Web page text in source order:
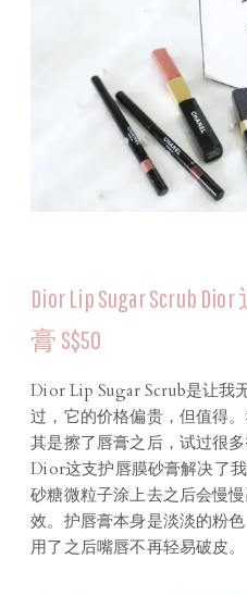
Dior Lip Sugar Scrub
膏 S$50
Dior Lip Sugar Scrub是让我
过，它的价格偏贵，但值得
其是擦了唇膏之后，试过很
Dior这支护唇膜砂膏解决了
砂糖微粒子涂上去之后会慢
效。护唇膏本身是淡淡的粉
用了之后嘴唇不再轻易破皮。